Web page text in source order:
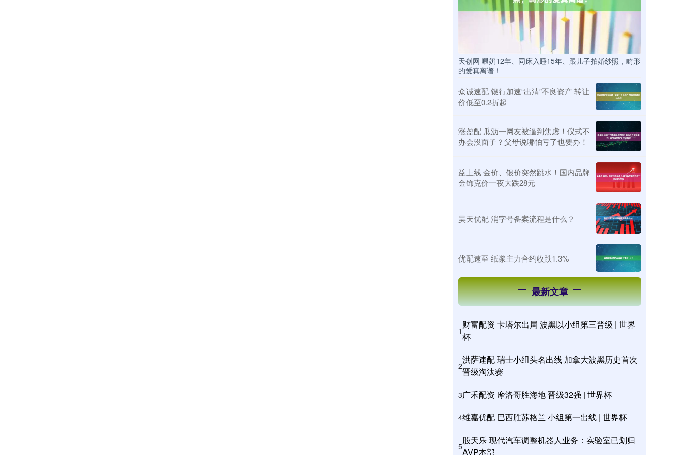
天创网 喂奶12年、同床入睡15年、跟儿子拍婚纱照，畸形
的爱真离谱！
众诚速配 银行加速“出清”不良资产 转让
价低至0.2折起
涨盈配 瓜沥一网友被逼到焦虑！仪式不
办会没面子？父母说哪怕亏了也要办！
益上线 金价、银价突然跳水！国内品牌
金饰克价一夜大跌28元
昊天优配 消字号备案流程是什么？
优配速至 纸浆主力合约收跌1.3%
最新文章
1
财富配资 卡塔尔出局 波黑以小组第三晋级 | 世界
杯
2
洪萨速配 瑞士小组头名出线 加拿大波黑历史首次
晋级淘汰赛
3广禾配资 摩洛哥胜海地 晋级32强 | 世界杯
4维嘉优配 巴西胜苏格兰 小组第一出线 | 世界杯
5
股天乐 现代汽车调整机器人业务：实验室已划归
AVP本部